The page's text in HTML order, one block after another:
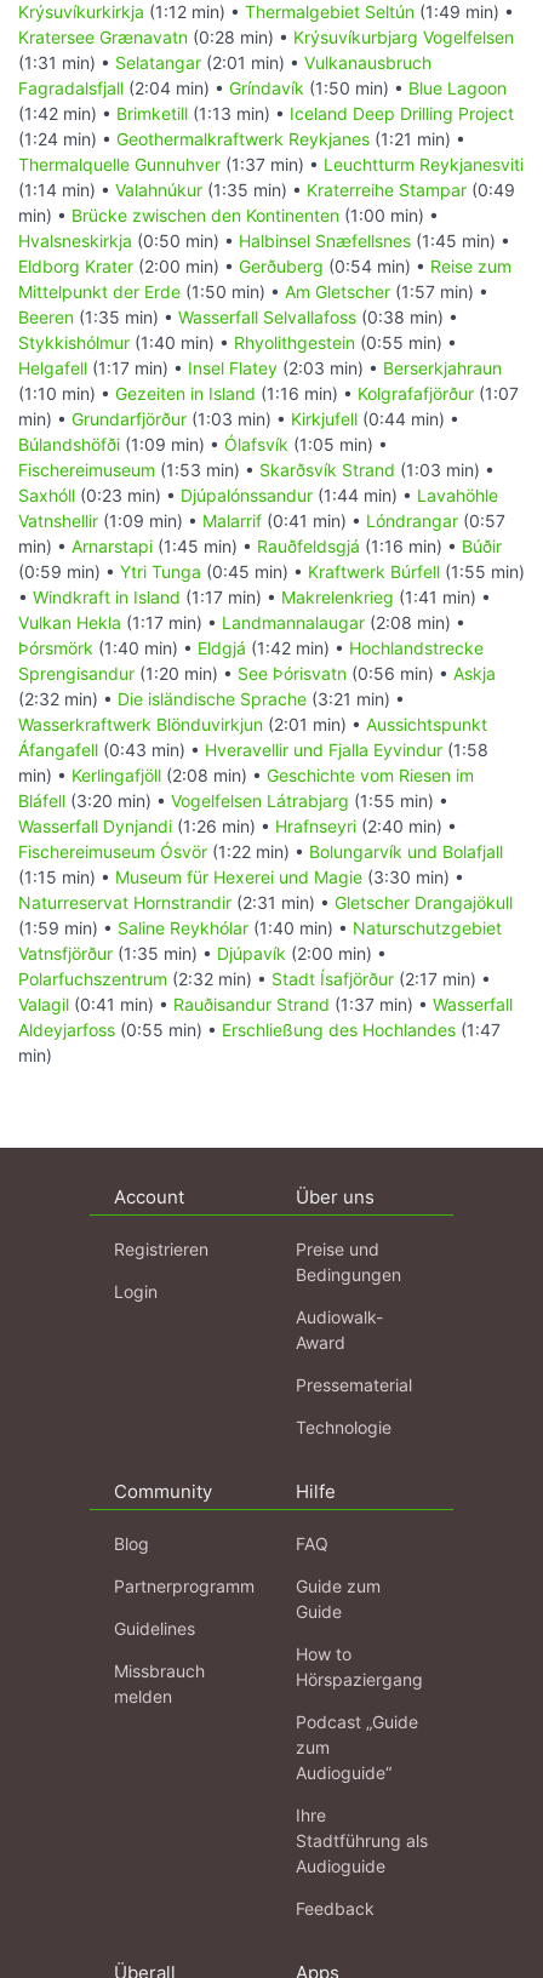
Krýsuvíkurkirkja (1:12 min) • Thermalgebiet Seltún (1:49 min) •
Kratersee Grænavatn (0:28 min) • Krýsuvíkurbjarg Vogelfelsen
(1:31 min) • Selatangar (2:01 min) • Vulkanausbruch
Fagradalsfjall (2:04 min) • Gríndavík (1:50 min) • Blue Lagoon
(1:42 min) • Brimketill (1:13 min) • Iceland Deep Drilling Project
(1:24 min) • Geothermalkraftwerk Reykjanes (1:21 min) •
Thermalquelle Gunnuhver (1:37 min) • Leuchtturm Reykjanesviti
(1:14 min) • Valahnúkur (1:35 min) • Kraterreihe Stampar (0:49
min) • Brücke zwischen den Kontinenten (1:00 min) •
Hvalsneskirkja (0:50 min) • Halbinsel Snæfellsnes (1:45 min) •
Eldborg Krater (2:00 min) • Gerðuberg (0:54 min) • Reise zum
Mittelpunkt der Erde (1:50 min) • Am Gletscher (1:57 min) •
Beeren (1:35 min) • Wasserfall Selvallafoss (0:38 min) •
Stykkishólmur (1:40 min) • Rhyolithgestein (0:55 min) •
Helgafell (1:17 min) • Insel Flatey (2:03 min) • Berserkjahraun
(1:10 min) • Gezeiten in Island (1:16 min) • Kolgrafafjörður (1:07
min) • Grundarfjörður (1:03 min) • Kirkjufell (0:44 min) •
Búlandshöfði (1:09 min) • Ólafsvík (1:05 min) •
Fischereimuseum (1:53 min) • Skarðsvík Strand (1:03 min) •
Saxhóll (0:23 min) • Djúpalónssandur (1:44 min) • Lavahöhle
Vatnshellir (1:09 min) • Malarrif (0:41 min) • Lóndrangar (0:57
min) • Arnarstapi (1:45 min) • Rauðfeldsgjá (1:16 min) • Búðir
(0:59 min) • Ytri Tunga (0:45 min) • Kraftwerk Búrfell (1:55 min)
• Windkraft in Island (1:17 min) • Makrelenkrieg (1:41 min) •
Vulkan Hekla (1:17 min) • Landmannalaugar (2:08 min) •
Þórsmörk (1:40 min) • Eldgjá (1:42 min) • Hochlandstrecke
Sprengisandur (1:20 min) • See Þórisvatn (0:56 min) • Askja
(2:32 min) • Die isländische Sprache (3:21 min) •
Wasserkraftwerk Blönduvirkjun (2:01 min) • Aussichtspunkt
Áfangafell (0:43 min) • Hveravellir und Fjalla Eyvindur (1:58
min) • Kerlingafjöll (2:08 min) • Geschichte vom Riesen im
Bláfell (3:20 min) • Vogelfelsen Látrabjarg (1:55 min) •
Wasserfall Dynjandi (1:26 min) • Hrafnseyri (2:40 min) •
Fischereimuseum Ósvör (1:22 min) • Bolungarvík und Bolafjall
(1:15 min) • Museum für Hexerei und Magie (3:30 min) •
Naturreservat Hornstrandir (2:31 min) • Gletscher Drangajökull
(1:59 min) • Saline Reykhólar (1:40 min) • Naturschutzgebiet
Vatnsfjörður (1:35 min) • Djúpavík (2:00 min) •
Polarfuchszentrum (2:32 min) • Stadt Ísafjörður (2:17 min) •
Valagil (0:41 min) • Rauðisandur Strand (1:37 min) • Wasserfall
Aldeyjarfoss (0:55 min) • Erschließung des Hochlandes (1:47
min)
Account
Registrieren
Login
Über uns
Preise und
Bedingungen
Audiowalk-
Award
Pressematerial
Technologie
Community
Blog
Partnerprogramm
Guidelines
Missbrauch
melden
Hilfe
FAQ
Guide zum
Guide
How to
Hörspaziergang
Podcast „Guide
zum
Audioguide“
Ihre
Stadtführung als
Audioguide
Feedback
Überall Apps